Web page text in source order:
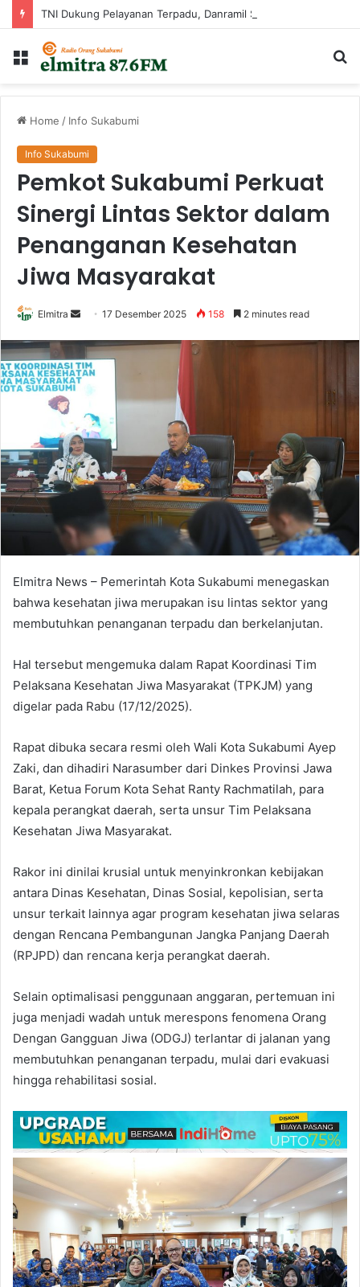
Menu
Home / Info Sukabumi
Info Sukabumi
Pemkot Sukabumi Perkuat
Sinergi Lintas Sektor dalam
Penanganan Kesehatan
Jiwa Masyarakat
Elmitra
Send
email
17 Desember 2025 158 2 minutes read
Elmitra News – Pemerintah Kota Sukabumi menegaskan
bahwa kesehatan jiwa merupakan isu lintas sektor yang
membutuhkan penanganan terpadu dan berkelanjutan.
Hal tersebut mengemuka dalam Rapat Koordinasi Tim
Pelaksana Kesehatan Jiwa Masyarakat (TPKJM) yang
digelar pada Rabu (17/12/2025).
Rapat dibuka secara resmi oleh Wali Kota Sukabumi Ayep
Zaki, dan dihadiri Narasumber dari Dinkes Provinsi Jawa
Barat, Ketua Forum Kota Sehat Ranty Rachmatilah, para
kepala perangkat daerah, serta unsur Tim Pelaksana
Kesehatan Jiwa Masyarakat.
Rakor ini dinilai krusial untuk menyinkronkan kebijakan
antara Dinas Kesehatan, Dinas Sosial, kepolisian, serta
unsur terkait lainnya agar program kesehatan jiwa selaras
dengan Rencana Pembangunan Jangka Panjang Daerah
(RPJPD) dan rencana kerja perangkat daerah.
Selain optimalisasi penggunaan anggaran, pertemuan ini
juga menjadi wadah untuk merespons fenomena Orang
Dengan Gangguan Jiwa (ODGJ) terlantar di jalanan yang
membutuhkan penanganan terpadu, mulai dari evakuasi
hingga rehabilitasi sosial.